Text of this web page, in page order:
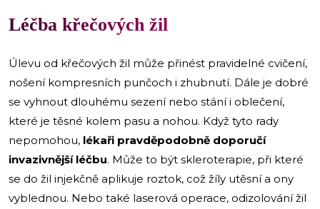
Léčba křečových žil
Úlevu od křečových žil může přinést pravidelné cvičení,
nošení kompresních punčoch i zhubnutí. Dále je dobré
se vyhnout dlouhému sezení nebo stání i oblečení,
které je těsné kolem pasu a nohou. Když tyto rady
nepomohou, lékaři pravděpodobně doporučí
invazivnější léčbu. Může to být skleroterapie, při které
se do žil injekčně aplikuje roztok, což žíly utěsní a ony
vyblednou. Nebo také laserová operace, odizolování žil